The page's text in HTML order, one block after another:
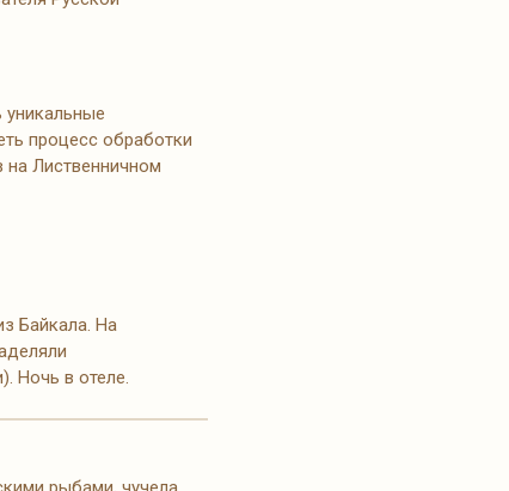
уникальные
процесс обработки
на Лиственничном
Байкала. На
Ночь в отеле.